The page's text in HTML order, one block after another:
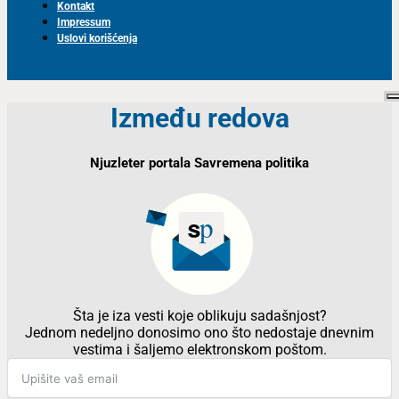
Kontakt
Impressum
Uslovi korišćenja
Između redova
Njuzleter portala Savremena politika
Šta je iza vesti koje oblikuju sadašnjost?
Jednom nedeljno donosimo ono što nedostaje dnevnim
vestima i šaljemo elektronskom poštom.